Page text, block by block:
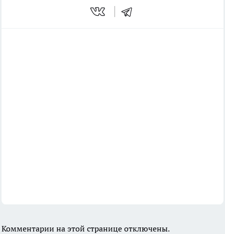
Комментарии на этой странице отключены.